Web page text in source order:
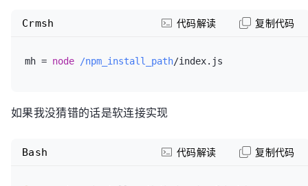
mh = node /npm_install_path
Crmsh 代码解读 复制代码
如果我没猜错的话是软连接实现
Bash 代码解读 复制代码